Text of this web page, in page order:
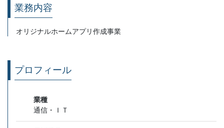
業務内容
オリジナルホームアプリ作成事業
プロフィール
業種
通信・ＩＴ